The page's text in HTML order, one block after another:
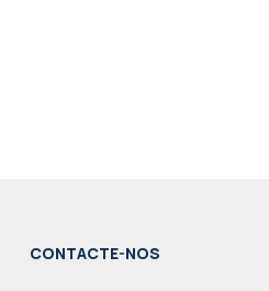
CONTACTE-NOS